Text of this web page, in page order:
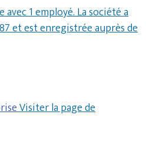
1 employé. La société a
et est enregistrée auprès de
Visiter la page de